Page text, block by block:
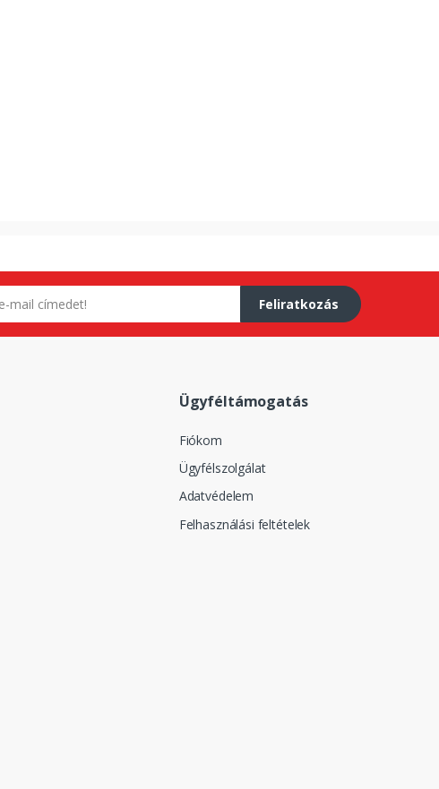
Feliratkozás
Ügyféltámogatás
Fiókom
Ügyfélszolgálat
Adatvédelem
Felhasználási feltételek